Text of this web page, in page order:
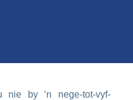
nie by ‘n nege-tot-vyf-